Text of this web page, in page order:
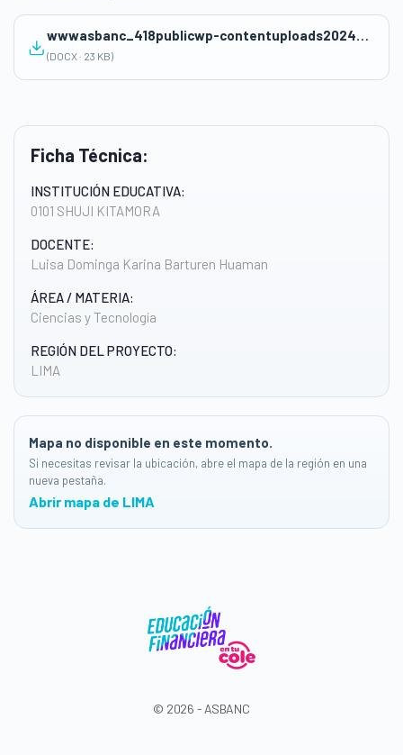
Ficha Técnica:
INSTITUCIÓN EDUCATIVA:
0101 SHUJI KITAMORA
DOCENTE:
Luisa Dominga Karina Barturen Huaman
ÁREA / MATERIA:
Ciencias y Tecnología
REGIÓN DEL PROYECTO:
LIMA
Mapa no disponible en este momento.
Si necesitas revisar la ubicación, abre el mapa de la región en una
nueva pestaña.
Abrir mapa de LIMA
wwwasbanc_418publicwp-contentuploads202409Sesion-de-Clase-3.docx
(DOCX · 23 KB)
© 2026 - ASBANC